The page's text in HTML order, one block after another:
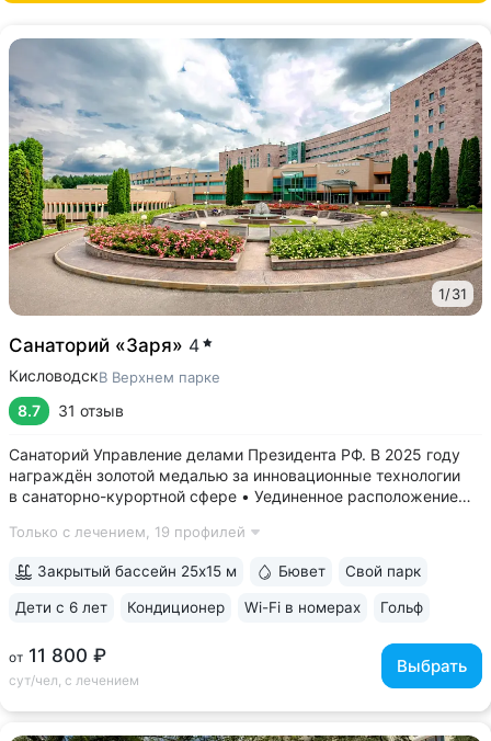
1/31
Санаторий «Заря» 4
КисловодскВ Верхнем парке
8.7 31 отзыв
Санаторий Управление делами Президента РФ. В 2025 году
награждён золотой медалью за инновационные технологии
в санаторно-курортной сфере • Уединенное расположение
микроклиматом на высоте 1000 м. Прямой выход
Только с лечением, 19 профилей
от 11 800 ₽
сут/чел, с лечением
Выбрать
Закрытый бассейн 25x15 м Бювет Свой парк
Дети с 6 лет Кондиционер Wi-Fi в номерах Гольф
ещё 6